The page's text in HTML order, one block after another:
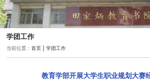
学团工作
当前位置：首页 学团工作
教育学部开展大学生职业规划大赛